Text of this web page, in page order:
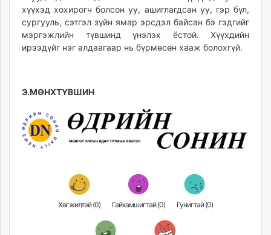
хүүхэд хохирогч болсон уу, ашиглагдсан уу, гэр бүл,
сургууль, сэтгэл зүйн ямар эрсдэл байсан бэ гэдгийг
мэргэжлийн түвшинд үнэлэх ёстой. Хүүхдийн
ирээдүйг нэг алдаагаар нь бүрмөсөн хааж болохгүй.
Э.МӨНХТҮВШИН
Хөгжилтэй (0) Гайхамшигтай (0) Гунигтай (0)